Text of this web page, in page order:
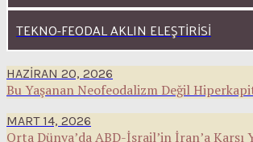
TEKNO-FEODAL AKLIN ELEŞTIRISI
HAZIRAN 20, 2026
Bu Yaşanan Neofeodalizm Değil
MART 14, 2026
Orta Dünya’da ABD-İsrail’in İran’a